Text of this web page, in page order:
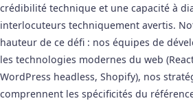
crédibilité technique et une capacité à
interlocuteurs techniquement avertis.
hauteur de ce défi : nos équipes de
les technologies modernes du web
WordPress headless, Shopify), nos
comprennent les spécificités du